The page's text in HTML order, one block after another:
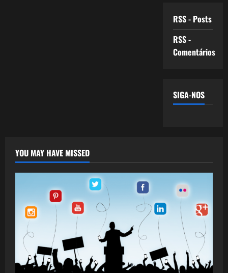
RSS - Posts
RSS -
Comentários
SIGA-NOS
YOU MAY HAVE MISSED